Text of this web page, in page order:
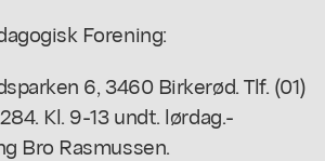
Forening:
6, 3460 Birkerød. Tlf. (01)
Kl. 9-13 undt. lørdag.-
Bro Rasmussen.